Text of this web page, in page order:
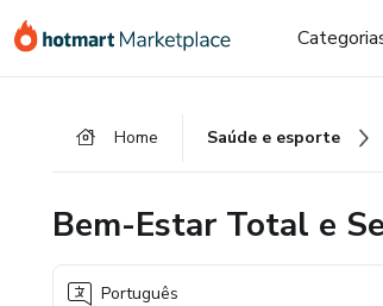
para
para
para
Home Saúde e esporte
Bem-Estar Total e
Português